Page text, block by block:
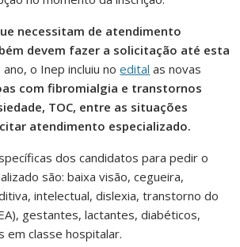
necessitam de atendimento
devem fazer a solicitação até esta
o Inep incluiu noedital as novas
com fibromialgia e transtornos
TOC, entre as situações
atendimento especializado.
dos candidatos para pedir o
são: baixa visão, cegueira,
intelectual, dislexia, transtorno do
gestantes, lactantes, diabéticos,
em classe hospitalar.